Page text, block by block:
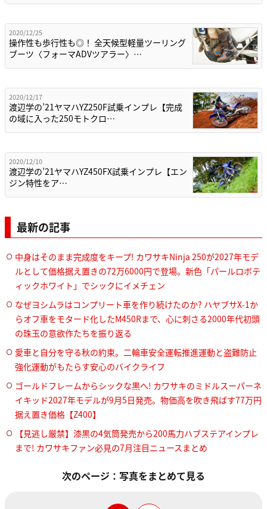
2020/12/25
操作性も歩行性も◎！ 全天候型軽量ツーリング
ブーツ〈フォーマADVツアラー〉…
2020/12/17
渡辺学の’21ヤマハYZ250F試乗インプレ【完成
の域に入った250モトクロ…
2020/12/10
渡辺学の’21ヤマハYZ450FX試乗インプレ【エン
ジン特性をア…
最新の記事
中身はそのまま完成度をキープ! カワサキNinja 250が2027年モデ
ルとして価格据え置きの72万6000円で登場。新色「パールロボテ
ィックホワイト」でシックにイメチェン
なぜヨシムラはコンプリート車を作り続けたのか? ハヤブサX-1か
らオフ車をモタード化したM450Rまで、心に刺さる2000年代初頭
の珠玉の意欲作たちを振り返る
愛車と自分を守る秋の約束。二輪車安全運転推進運動と盗難防止
強化運動がもたらす安心のバイクライフ
ゴールドフレームからシックな黒へ! カワサキのミドルスーパーネ
イキッド2027年モデルが9月5日発売。物価高を吹き飛ばす77万円
据え置き価格【Z400】
【見逃し厳禁】漆黒の4気筒発売から200馬力ハブステアインプレ
まで! カワサキファン必見の7月注目ニュースまとめ
次のページ：写真をまとめて見る